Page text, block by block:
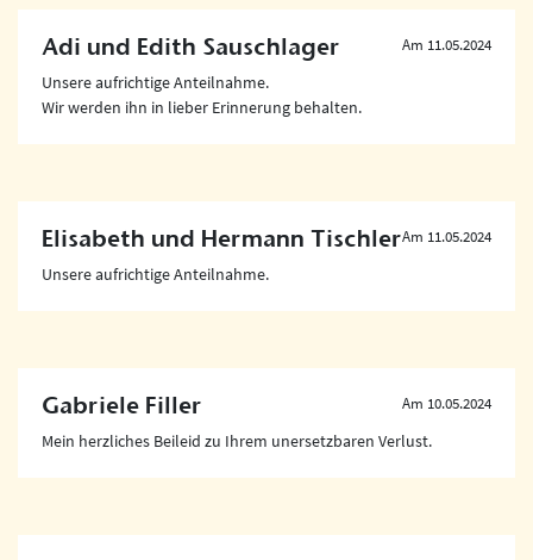
Am 11.05.2024
Adi und Edith Sauschlager
Unsere aufrichtige Anteilnahme.
Wir werden ihn in lieber Erinnerung behalten.
Am 11.05.2024
Elisabeth und Hermann Tischler
Unsere aufrichtige Anteilnahme.
Am 10.05.2024
Gabriele Filler
Mein herzliches Beileid zu Ihrem unersetzbaren Verlust.